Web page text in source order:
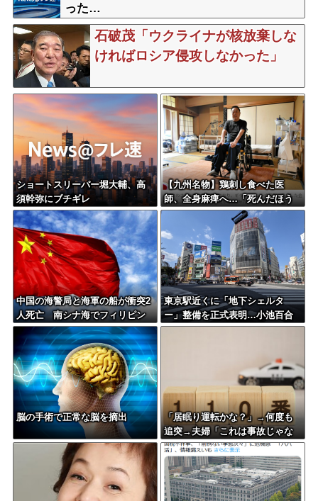
った…
石破茂「ウクライナが核放棄しな
ければロシア侵攻しなかった」
ショートスリーパー堀大輔、高
須幹弥にブチギレ
【九州名物】鶏刺し食べた医
師、全身麻痺へ…「死んだほう
が良かった」
中国の海警局と海軍の船が衝突2
人死亡 南シナ海でフィリピン
船を追跡中、公表までに1年
東京駅近くに「地下シェルタ
ー」整備を正式表明…小池百合
子知事「多くの方が滞在、施設
脳の手術で正常な脳を摘出
「居眠り運転かな？」→何度も
追突→夫婦「これは事故じゃな
い」と気付く…